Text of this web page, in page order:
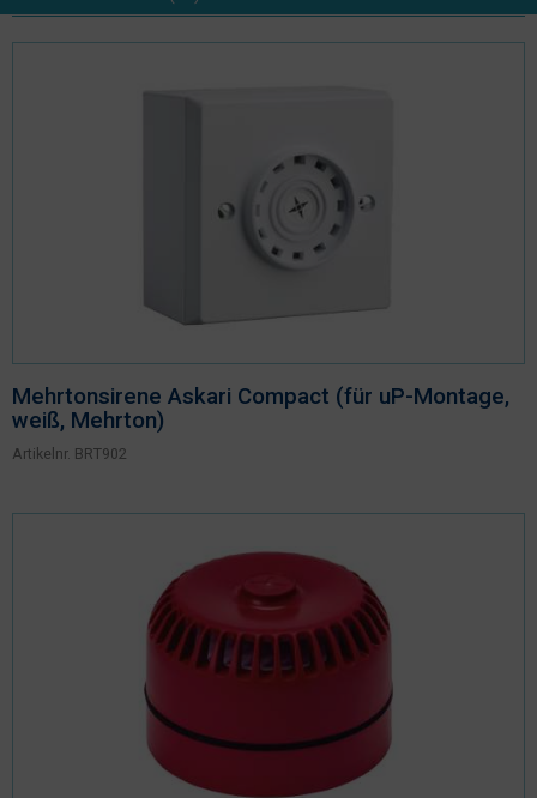
Fachportal Brandschutz
Mehrtonsirene Askari Compact (für uP-Montage,
weiß, Mehrton)
Artikelnr. BRT902